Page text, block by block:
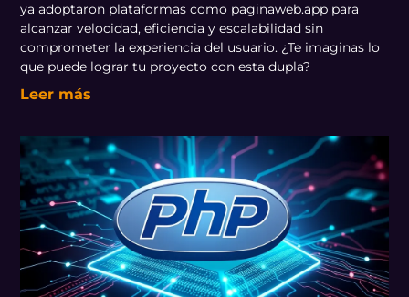
ya adoptaron plataformas como paginaweb.app para
alcanzar velocidad, eficiencia y escalabilidad sin
comprometer la experiencia del usuario. ¿Te imaginas lo
que puede lograr tu proyecto con esta dupla?
Leer más